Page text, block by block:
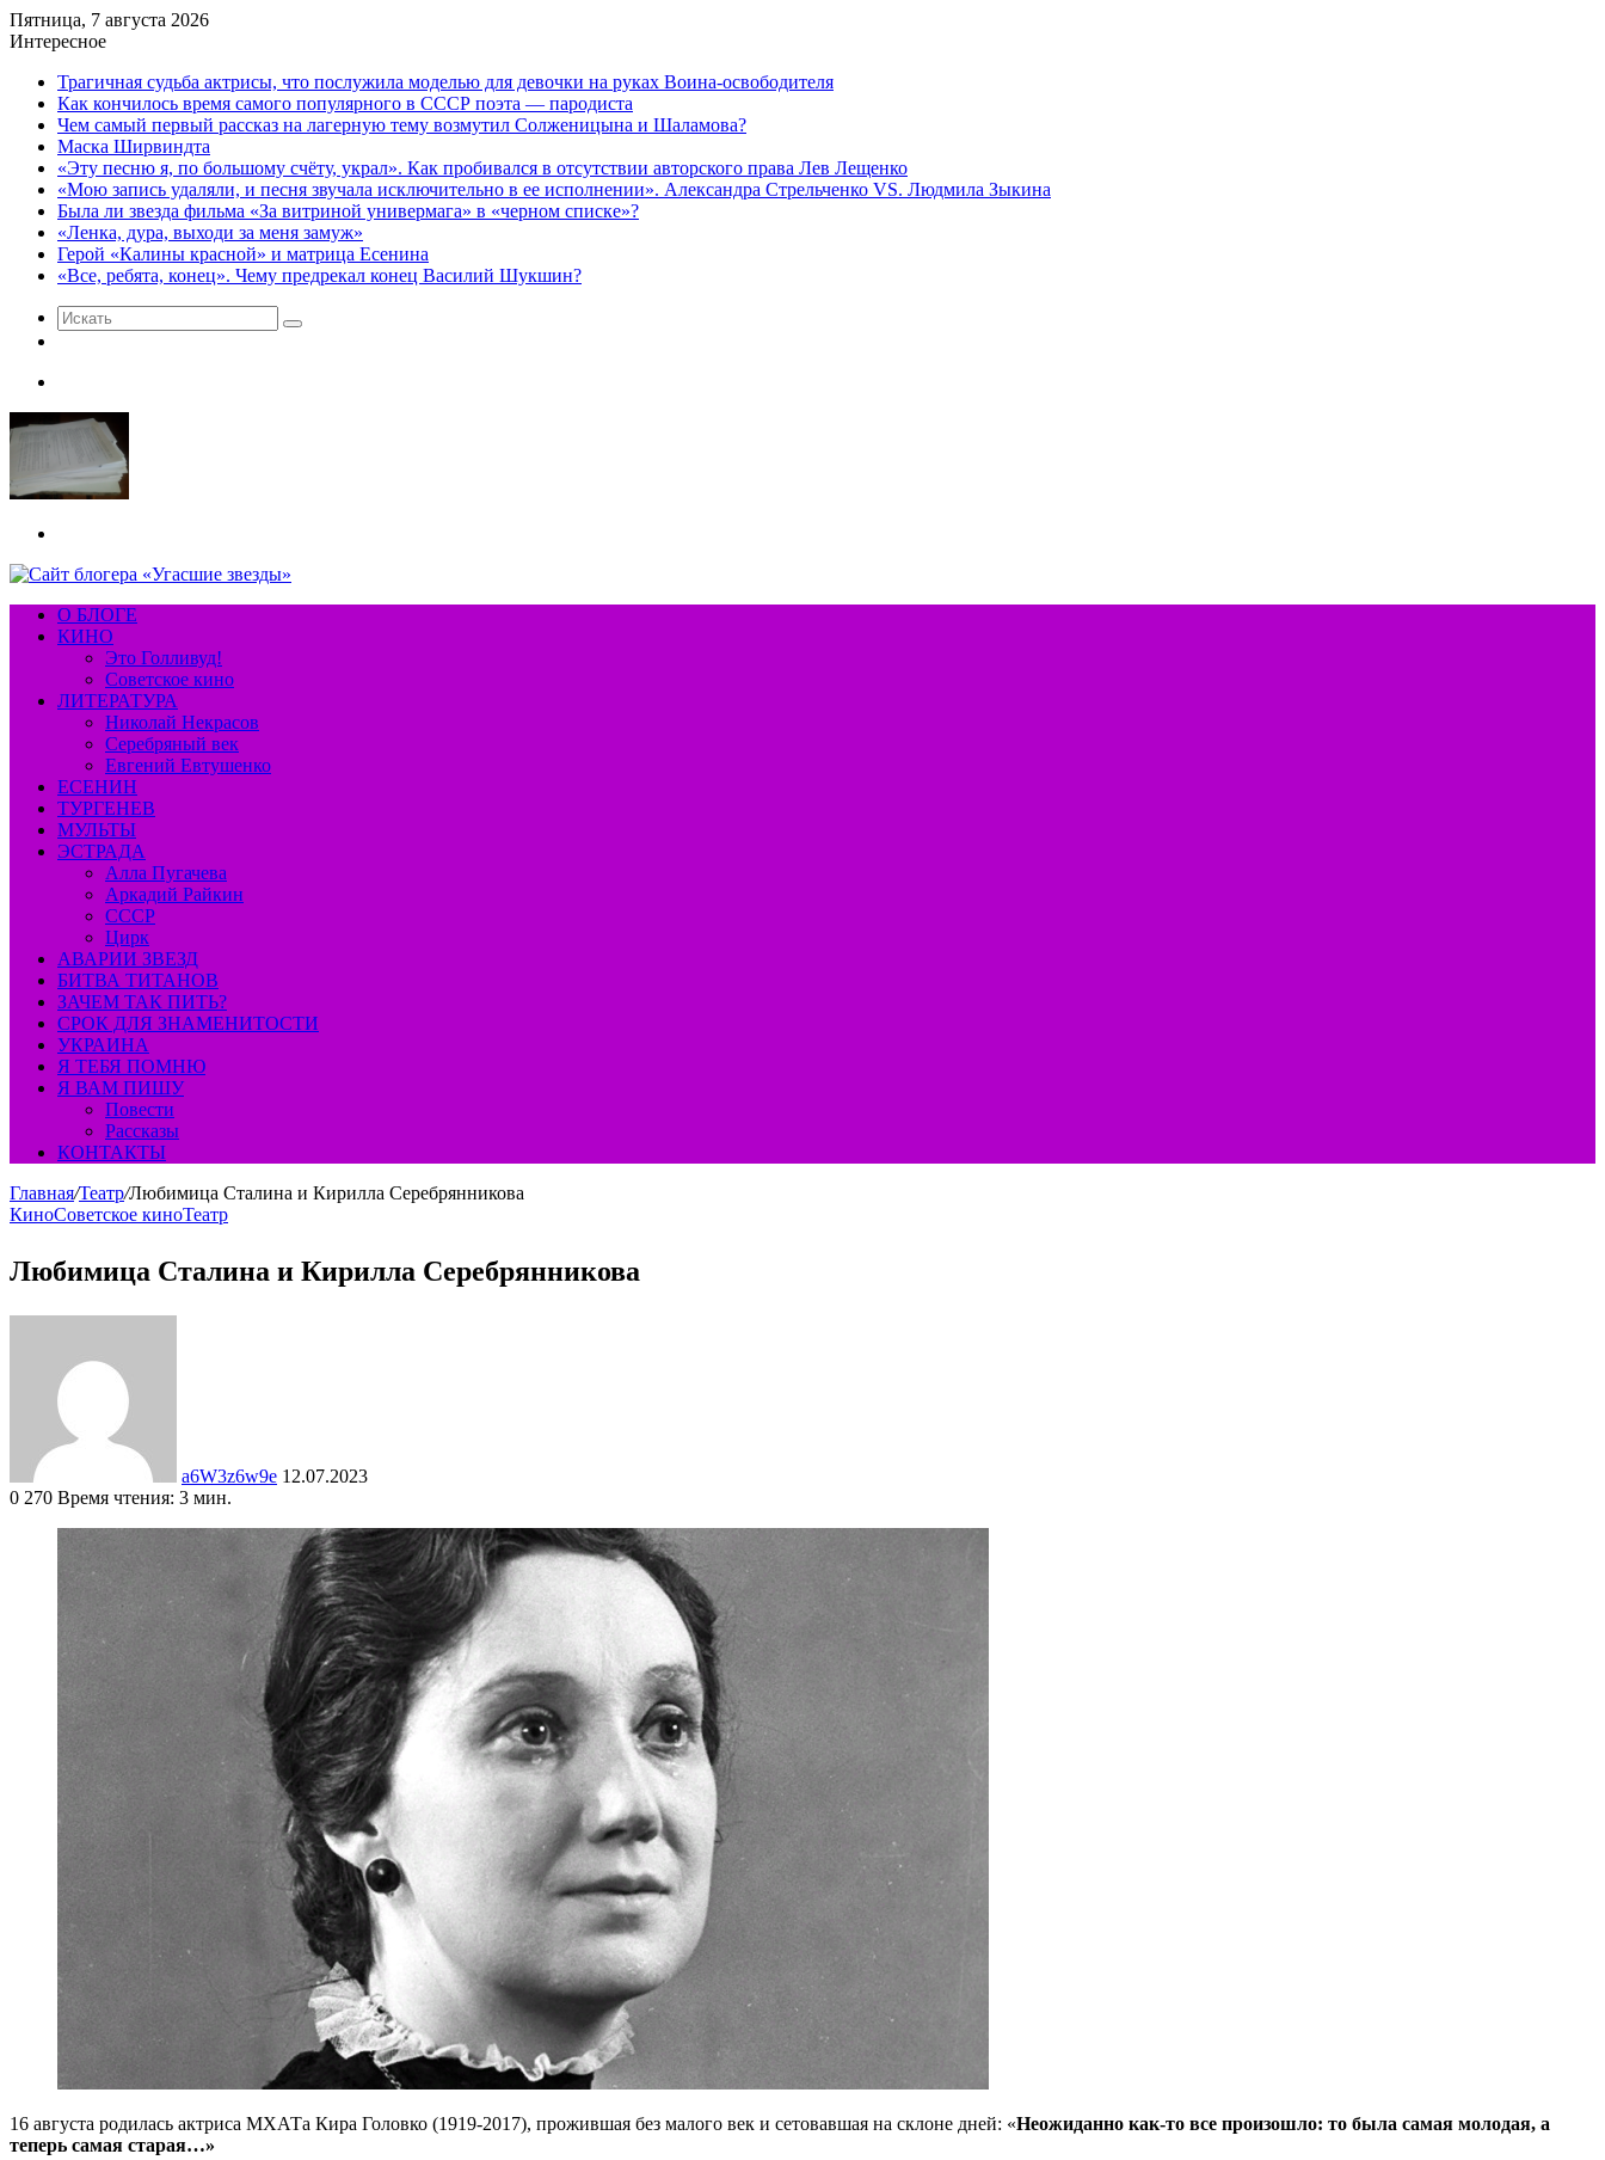
Пятница, 7 августа 2026
Интересное
Трагичная судьба актрисы, что послужила моделью для девочки на руках Воина-освободителя
Как кончилось время самого популярного в СССР поэта — пародиста
Чем самый первый рассказ на лагерную тему возмутил Солженицына и Шаламова?
Маска Ширвиндта
«Эту песню я, по большому счёту, украл». Как пробивался в отсутствии авторского права Лев Лещенко
«Мою запись удаляли, и песня звучала исключительно в ее исполнении». Александра Стрельченко VS. Людмила Зыкина
Была ли звезда фильма «За витриной универмага» в «черном списке»?
«Ленка, дура, выходи за меня замуж»
Герой «Калины красной» и матрица Есенина
«Все, ребята, конец». Чему предрекал конец Василий Шукшин?
Искать
О БЛОГЕ
КИНО
Это Голливуд!
Советское кино
ЛИТЕРАТУРА
Николай Некрасов
Серебряный век
Евгений Евтушенко
ЕСЕНИН
ТУРГЕНЕВ
МУЛЬТЫ
ЭСТРАДА
Алла Пугачева
Аркадий Райкин
СССР
Цирк
АВАРИИ ЗВЕЗД
БИТВА ТИТАНОВ
ЗАЧЕМ ТАК ПИТЬ?
СРОК ДЛЯ ЗНАМЕНИТОСТИ
УКРАИНА
Я ТЕБЯ ПОМНЮ
Я ВАМ ПИШУ
Повести
Рассказы
КОНТАКТЫ
Главная/Театр/Любимица Сталина и Кирилла Серебрянникова
КиноСоветское киноТеатр
Любимица Сталина и Кирилла Серебрянникова
a6W3z6w9e 12.07.2023
0 270 Время чтения: 3 мин.
16 августа родилась актриса МХАТа Кира Головко (1919-2017), прожившая без малого век и сетовавшая на склоне дней: «Неожиданно как-то все произошло: то была самая молодая, а
теперь самая старая…»